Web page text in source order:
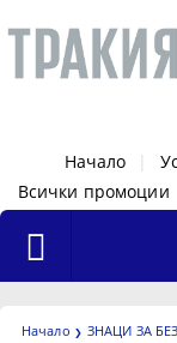
Начало
Всички промоции
Начало ЗНАЦИ ЗА